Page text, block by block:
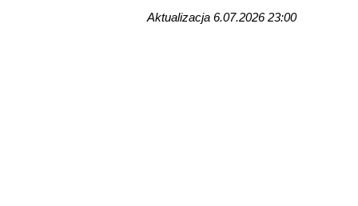
Aktualizacja 6.07.2026 23:00